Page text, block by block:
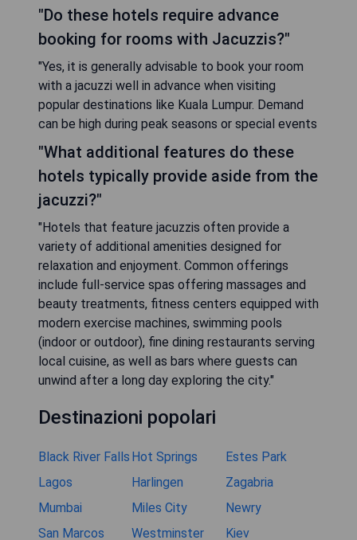
"Do these hotels require advance
booking for rooms with Jacuzzis?"
"Yes, it is generally advisable to book your room
with a jacuzzi well in advance when visiting
popular destinations like Kuala Lumpur. Demand
can be high during peak seasons or special events
"What additional features do these
hotels typically provide aside from the
jacuzzi?"
"Hotels that feature jacuzzis often provide a
variety of additional amenities designed for
relaxation and enjoyment. Common offerings
include full-service spas offering massages and
beauty treatments, fitness centers equipped with
modern exercise machines, swimming pools
(indoor or outdoor), fine dining restaurants serving
local cuisine, as well as bars where guests can
unwind after a long day exploring the city."
Destinazioni popolari
Black River Falls Hot Springs
Estes Park
Lagos
Harlingen
Zagabria
Mumbai
Miles City
Newry
San Marcos
Westminster Kiev